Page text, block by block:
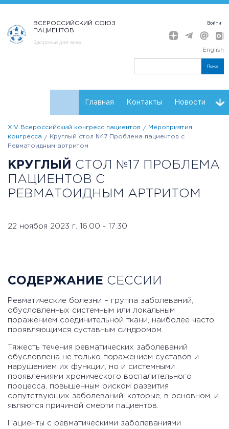
ВСЕРОССИЙСКИЙ СОЮЗ
ПАЦИЕНТОВ
Здоровье для всех
Войти
English
Поиск
Главная Контакты Новости
Расписание Мнения Партнеры Конгресса
XIV Всероссийский конгресс пациентов
Мероприятия
конгресса
Круглый стол №17 Проблема пациентов с
Ревматоидным артритом
КРУГЛЫЙ
СТОЛ №17 ПРОБЛЕМА
ПАЦИЕНТОВ С
РЕВМАТОИДНЫМ АРТРИТОМ
22 ноября 2023 г. 16.00 - 17.30
СОДЕРЖАНИЕ СЕССИИ
Ревматические болезни – группа заболеваний,
обусловленных системным или локальным
поражением соединительной ткани, наиболее часто
проявляющимся суставным синдромом.
Тяжесть течения ревматических заболеваний
обусловлена не только поражением суставов и
нарушением их функции, но и системными
проявлениями хронического воспалительного
процесса, повышенным риском развития
сопутствующих заболеваний, которые, в основном, и
являются причиной смерти пациентов.
Пациенты с ревматическими заболеваниями